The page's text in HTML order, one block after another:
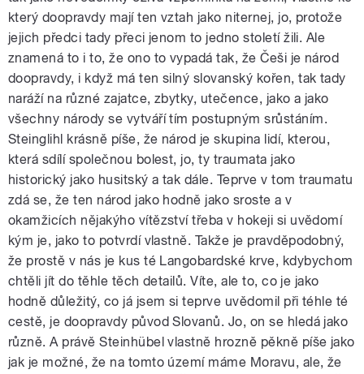
který doopravdy mají ten vztah jako niternej, jo, protože
jejich předci tady přeci jenom to jedno století žili. Ale
znamená to i to, že ono to vypadá tak, že Češi je národ
doopravdy, i když má ten silný slovanský kořen, tak tady
naráží na různé zajatce, zbytky, utečence, jako a jako
všechny národy se vytváří tím postupným srůstáním.
Steinglihl krásně píše, že národ je skupina lidí, kterou,
která sdílí společnou bolest, jo, ty traumata jako
historický jako husitský a tak dále. Teprve v tom traumatu
zdá se, že ten národ jako hodně jako sroste a v
okamžicích nějakýho vítězství třeba v hokeji si uvědomí
kým je, jako to potvrdí vlastně. Takže je pravděpodobný,
že prostě v nás je kus té Langobardské krve, kdybychom
chtěli jít do těhle těch detailů. Víte, ale to, co je jako
hodně důležitý, co já jsem si teprve uvědomil při téhle té
cestě, je doopravdy původ Slovanů. Jo, on se hledá jako
různě. A právě Steinhübel vlastně hrozně pěkně píše jako
jak je možné, že na tomto území máme Moravu, ale, že